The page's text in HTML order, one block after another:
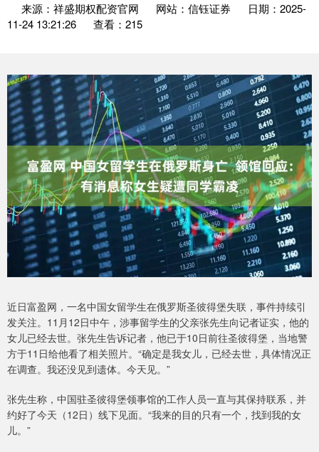
来源：祥盛期权配资官网 网站：信钰证券
日期：2025-
11-24 13:21:26
查看：215
近日富盈网，一名中国女留学生在俄罗斯圣彼得堡失联，事件持续引
发关注。11月12日中午，涉事留学生的父亲张先生向记者证实，他的
女儿已经去世。张先生告诉记者，他已于10日前往圣彼得堡，当地警
方于11日给他看了相关照片。“确定是我女儿，已经去世，具体情况正
在调查。我还没见到遗体。今天见。”
张先生称，中国驻圣彼得堡领事馆的工作人员一直与其保持联系，并
约好了今天（12日）线下见面。“我来的目的只有一个，找到我的女
儿。”